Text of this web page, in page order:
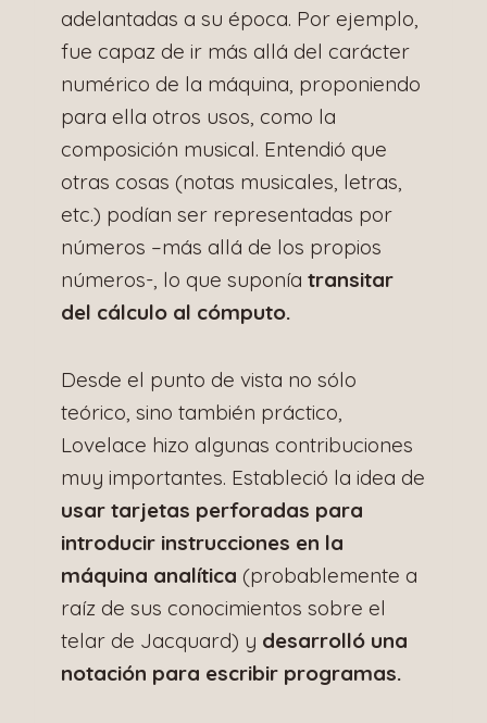
adelantadas a su época. Por ejemplo,
fue capaz de ir más allá del carácter
numérico de la máquina, proponiendo
para ella otros usos, como la
composición musical. Entendió que
otras cosas (notas musicales, letras,
etc.) podían ser representadas por
números –más allá de los propios
números-, lo que suponía transitar
del cálculo al cómputo.
Desde el punto de vista no sólo
teórico, sino también práctico,
Lovelace hizo algunas contribuciones
muy importantes. Estableció la idea de
usar tarjetas perforadas para
introducir instrucciones en la
máquina analítica (probablemente a
raíz de sus conocimientos sobre el
telar de Jacquard) y desarrolló una
notación para escribir programas.